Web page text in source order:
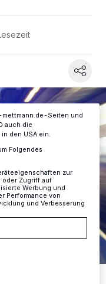
von OK aktivieren Sie
aufgeführten
für Sie. Sie können
indem Sie auf den Link
Weitere
mettmann.de-Seiten und
auch die
den USA ein.
Folgendes
zur
oder Zugriff auf
Werbung und
Performance von
und Verbesserung